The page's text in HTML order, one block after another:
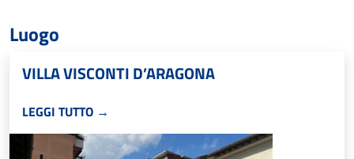
Luogo
VILLA VISCONTI D’ARAGONA
LEGGI TUTTO →